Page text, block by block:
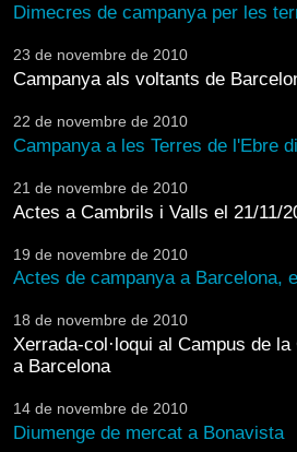
Dimecres de campanya per les
23 de novembre de 2010
Campanya als voltants de
22 de novembre de 2010
Campanya a les Terres de l'Ebre
21 de novembre de 2010
Actes a Cambrils i Valls el 21/11/
19 de novembre de 2010
Actes de campanya a Barcelona,
18 de novembre de 2010
Xerrada-col·loqui al Campus de
a Barcelona
14 de novembre de 2010
Diumenge de mercat a Bonavista